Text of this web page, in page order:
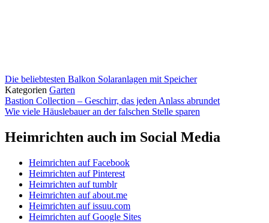
Die beliebtesten Balkon Solaranlagen mit Speicher
Kategorien Garten
Bastion Collection – Geschirr, das jeden Anlass abrundet
Wie viele Häuslebauer an der falschen Stelle sparen
Heimrichten auch im Social Media
Heimrichten auf Facebook
Heimrichten auf Pinterest
Heimrichten auf tumblr
Heimrichten auf about.me
Heimrichten auf issuu.com
Heimrichten auf Google Sites